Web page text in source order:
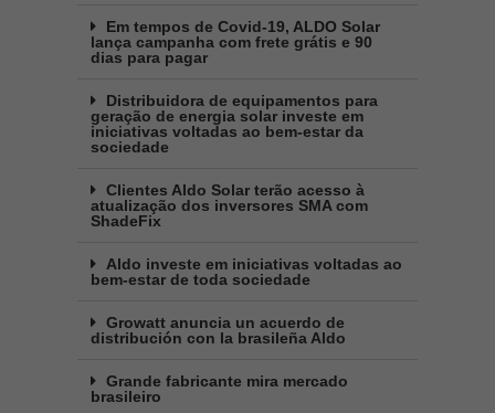
Em tempos de Covid-19, ALDO Solar
lança campanha com frete grátis e 90
dias para pagar
Distribuidora de equipamentos para
geração de energia solar investe em
iniciativas voltadas ao bem-estar da
sociedade
Clientes Aldo Solar terão acesso à
atualização dos inversores SMA com
ShadeFix
Aldo investe em iniciativas voltadas ao
bem-estar de toda sociedade
Growatt anuncia un acuerdo de
distribución con la brasileña Aldo
Grande fabricante mira mercado
brasileiro